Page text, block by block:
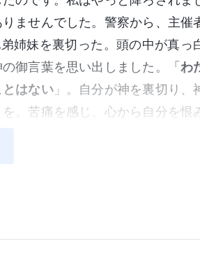
ませんでした。警察から、主催
姉妹を裏切った。頭の中が真っ
御言葉を思い出しました。「 わ
はない」。自分が神を裏切り、
。苦痛を感じ、心から自分を恨
しようとしても、口を閉ざしまし
つ監獄で死んでもいいような気分
少し過ぎた頃、担当の看守が熟睡